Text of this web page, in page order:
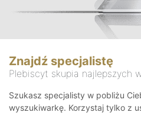
Znajdź specjalistę
Plebiscyt skupia najlepszych
Szukasz specjalisty w pobliżu
wyszukiwarkę. Korzystaj tylko z